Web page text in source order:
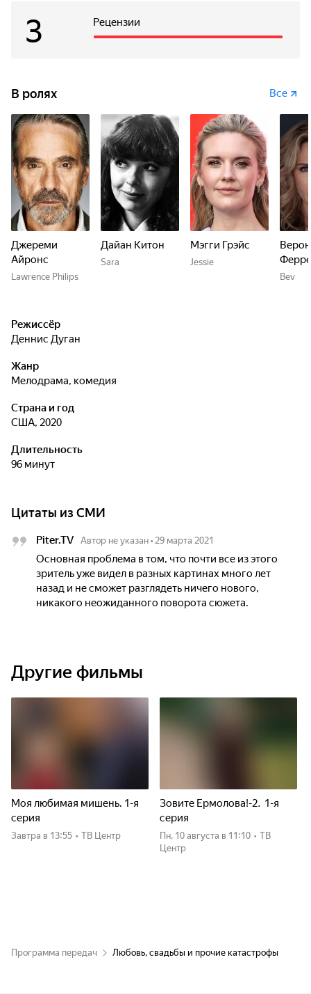
Рецензии
3
В ролях Все
Джереми
Айронс
Lawrence Philips
Дайан Китон
Sara
Мэгги Грэйс
Jessie
Bev
Режиссёр
Деннис Дуган
Жанр
мелодрама, комедия
Страна и год
США, 2020
Длительность
96 минут
Цитаты из СМИ
Piter.TV Автор не указан • 29 марта 2021
Основная проблема в том, что почти все из этого
зритель уже видел в разных картинах много лет
назад и не сможет разглядеть ничего нового,
никакого неожиданного поворота сюжета.
Другие фильмы
Моя любимая мишень. 1-я
серия
Завтра в 13:55 • ТВ Центр
Зовите Ермолова!-2. 1-я
серия
пн, 10 августа в 11:10 • ТВ
Центр
Программа передач Любовь, свадьбы и прочие катастрофы